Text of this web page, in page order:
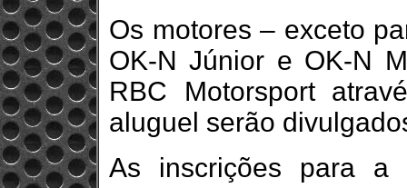
Os motores – exceto
OK-N Júnior e OK-N
RBC Motorsport
aluguel serão
As inscrições para a